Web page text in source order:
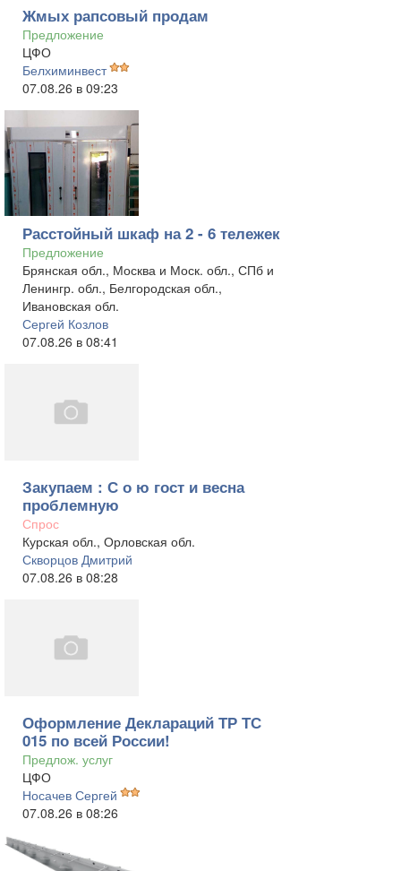
Жмых рапсовый продам
Предложение
ЦФО
Белхиминвест
07.08.26 в 09:23
Расстойный шкаф на 2 - 6 тележек
Предложение
Брянская обл., Москва и Моск. обл., СПб и
Ленингр. обл., Белгородская обл.,
Ивановская обл.
Сергей Козлов
07.08.26 в 08:41
Закупаем : С о ю гост и весна
проблемную
Спрос
Курская обл., Орловская обл.
Скворцов Дмитрий
07.08.26 в 08:28
Оформление Деклараций ТР ТС
015 по всей России!
Предлож. услуг
ЦФО
Носачев Сергей
07.08.26 в 08:26